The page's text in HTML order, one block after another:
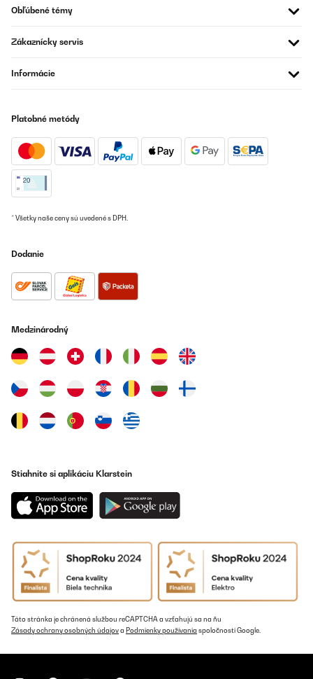
Obľúbené témy
Zákaznícky servis
Informácie
Platobné metódy
* Všetky naše ceny sú uvedené s DPH.
Dodanie
Medzinárodný
Stiahnite si aplikáciu Klarstein
Táto stránka je chránená službou reCAPTCHA a vzťahujú sa na ňu
Zásady ochrany osobných údajova Podmienky používania spoločnosti Google.